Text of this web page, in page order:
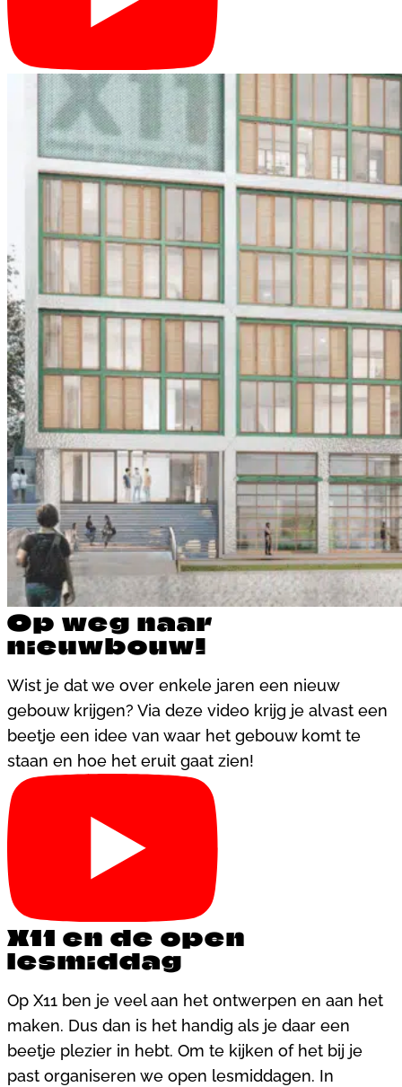
Op weg naar
nieuwbouw!
Wist je dat we over enkele jaren een nieuw
gebouw krijgen? Via deze video krijg je alvast een
beetje een idee van waar het gebouw komt te
staan en hoe het eruit gaat zien!
X11 en de open
lesmiddag
Op X11 ben je veel aan het ontwerpen en aan het
maken. Dus dan is het handig als je daar een
beetje plezier in hebt. Om te kijken of het bij je
past organiseren we open lesmiddagen. In